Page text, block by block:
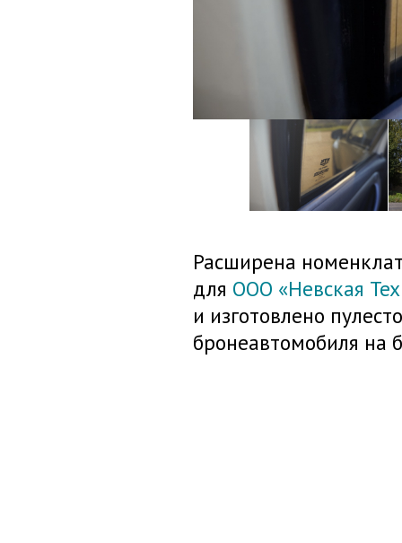
Расширена
для ООО «Невская
и изготовлено
бронеавтомобиля на